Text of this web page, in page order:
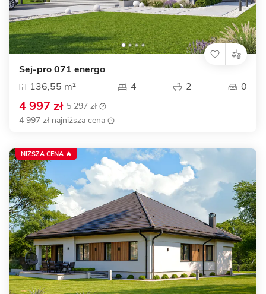
Sej-pro 071 energo
136,55 m²
4 2 0
4 997 zł 5 297 zł
4 997 zł najniższa cena
NIŻSZA CENA 🔥